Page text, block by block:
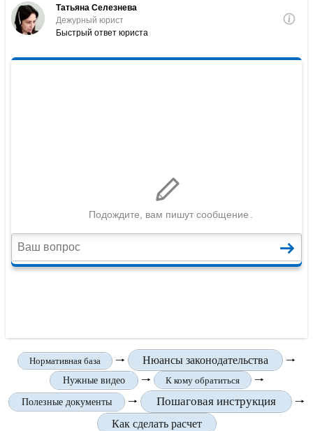
Нормативная база 🠒 Нюансы законодательства 🠒
Нужные видео 🠒 К кому обратиться 🠒
Полезные документы 🠒 Пошаговая инструкция
🠒
Как сделать расчет